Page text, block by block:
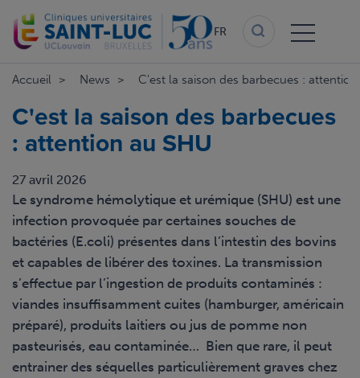
au
contenu
FR
Accueil News C'est la saison des barbecues : attention
C'est la saison des barbecues
: attention au SHU
27 avril 2026
Le syndrome hémolytique et urémique (SHU) est une
infection provoquée par certaines souches de
bactéries (E.coli) présentes dans l’intestin des bovins
et capables de libérer des toxines. La transmission
s’effectue par l’ingestion de produits contaminés :
viandes insuffisamment cuites (hamburger, américain
préparé), produits laitiers ou jus de pomme non
pasteurisés, eau contaminée… Bien que rare, il peut
entrainer des séquelles particulièrement graves chez